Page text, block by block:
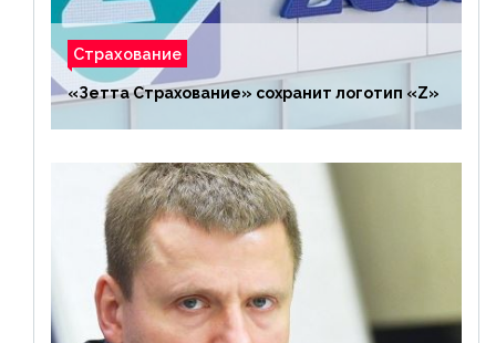
Страхование
«Зетта Страхование» сохранит логотип «Z»